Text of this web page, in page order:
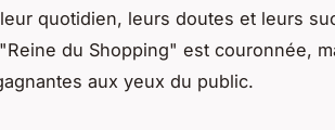
quotidien, leurs doutes et leurs
du Shopping" est couronnée,
aux yeux du public.